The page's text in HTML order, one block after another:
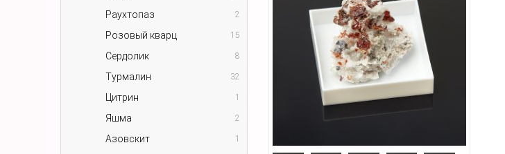
Раухтопаз 2
Розовый кварц 15
Сердолик 8
Турмалин 32
Цитрин 1
Яшма 2
Азовскит 1